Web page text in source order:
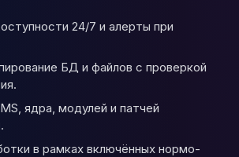
24/7 и алерты при
БД и файлов с проверкой
ядра, модулей и патчей
в рамках включённых нормо-